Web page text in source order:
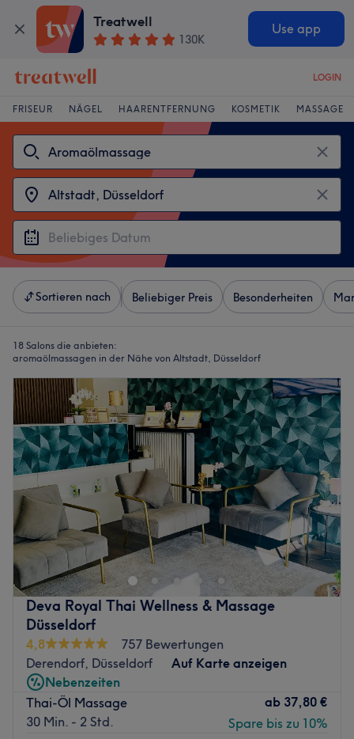
Treatwell
130K
Use app
LOGIN
FRISEUR NÄGEL HAARENTFERNUNG KOSMETIK MASSAGE
Sortieren nach Beliebiger Preis Besonderheiten
18 Salons die anbieten:
aromaölmassagen in der Nähe von Altstadt, Düsseldorf
Deva Royal Thai Wellness & Massage
Düsseldorf
4,8
757 Bewertungen
Derendorf, Düsseldorf
Auf Karte anzeigen
Nebenzeiten
Thai-Öl Massage
30 Min. - 2 Std.
ab 37,80 €
Spare bis zu 10%